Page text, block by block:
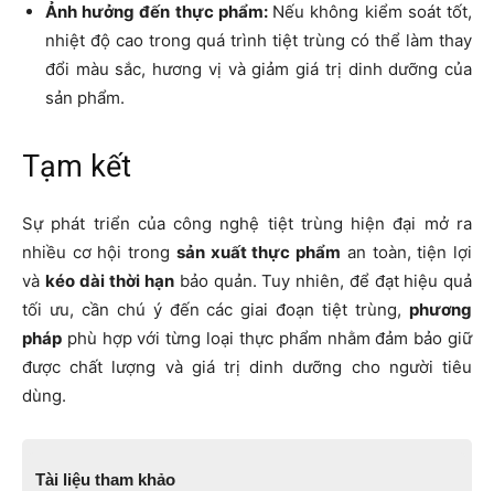
Ảnh hưởng đến thực phẩm: Nếu không kiểm soát tốt,
nhiệt độ cao trong quá trình tiệt trùng có thể làm thay
đổi màu sắc, hương vị và giảm giá trị dinh dưỡng của
sản phẩm.
Tạm kết
Sự phát triển của công nghệ tiệt trùng hiện đại mở ra
nhiều cơ hội trong sản xuất thực phẩm an toàn, tiện lợi
và kéo dài thời hạn bảo quản. Tuy nhiên, để đạt hiệu quả
tối ưu, cần chú ý đến các giai đoạn tiệt trùng, phương
pháp phù hợp với từng loại thực phẩm nhằm đảm bảo giữ
được chất lượng và giá trị dinh dưỡng cho người tiêu
dùng.
Tài liệu tham khảo